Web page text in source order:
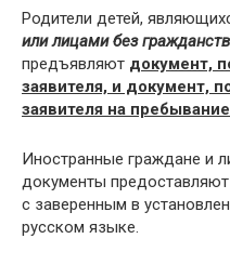
Родители детей,
или лицами без
предъявляют документ,
заявителя, и документ,
заявителя на
Иностранные граждане и
документы
с заверенным в
русском языке.